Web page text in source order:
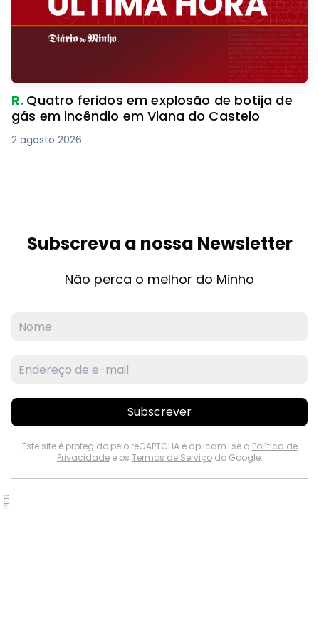
R. Quatro feridos em explosão de botija de
gás em incêndio em Viana do Castelo
2 agosto 2026
Subscreva a nossa Newsletter
Não perca o melhor do Minho
Subscrever
Este site é protegido pelo reCAPTCHA e aplicam-se a Política de
Privacidadee os Termos de Serviçodo Google.
PUB.